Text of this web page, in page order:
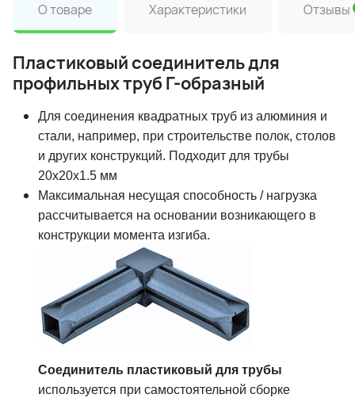
О товаре Характеристики Отзывы
Пластиковый соединитель для
профильных труб Г-образный
Для соединения квадратных труб из алюминия и
стали, например, при строительстве полок, столов
и других конструкций. Подходит для трубы
20х20х1.5 мм
Максимальная несущая способность / нагрузка
рассчитывается на основании возникающего в
конструкции момента изгиба.
Соединитель пластиковый для трубы
используется при самостоятельной сборке